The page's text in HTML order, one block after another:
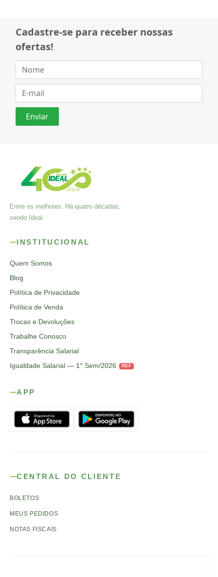
Cadastre-se para receber nossas
ofertas!
Entre os melhores. Há quatro décadas,
sendo Ideal.
INSTITUCIONAL
Quem Somos
Blog
Política de Privacidade
Política de Venda
Trocas e Devoluções
Trabalhe Conosco
Transparência Salarial
Igualdade Salarial — 1° Sem/2026
PDF
APP
CENTRAL DO CLIENTE
BOLETOS
MEUS PEDIDOS
NOTAS FISCAIS